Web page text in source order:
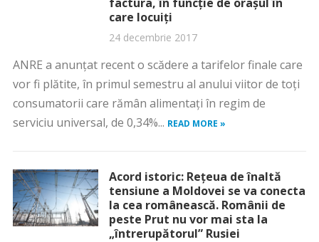
care locuiţi
24 decembrie 2017
ANRE a anunţat recent o scădere a tarifelor finale care
vor fi plătite, în primul semestru al anului viitor de toţi
consumatorii care rămân alimentaţi în regim de
serviciu universal, de 0,34%... READ MORE »
Acord istoric: Reţeua de înaltă
tensiune a Moldovei se va conecta
la cea românească. Românii de
peste Prut nu vor mai sta la
„întrerupătorul” Rusiei